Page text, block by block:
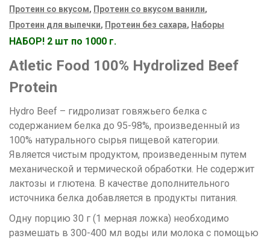
Протеин со вкусом, Протеин со вкусом ванили,
Протеин для выпечки, Протеин без сахара, Наборы
НАБОР! 2 шт по 1000 г.
Atletic Food 100% Hydrolized Beef
Protein
Hydro Beef – гидролизат говяжьего белка с
содержанием белка до 95-98%, произведенный из
100% натурального сырья пищевой категории.
Является чистым продуктом, произведенным путем
механической и термической обработки. Не содержит
лактозы и глютена. В качестве дополнительного
источника белка добавляется в продукты питания.
Одну порцию 30 г (1 мерная ложка) необходимо
размешать в 300-400 мл воды или молока с помощью